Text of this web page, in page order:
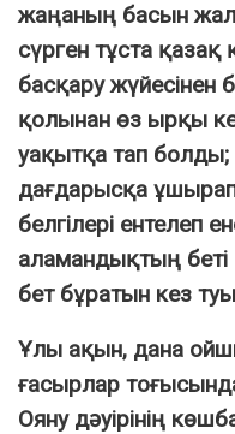
жаңаның басын
сүрген тұста
басқару жүйесінен
қолынан өз ырқы
уақытқа тап болды;
дағдарысқа
белгілері ентелеп
аламандықтың беті
бет бұратын кез
Ұлы ақын, дана
ғасырлар
Ояну дәуірінің